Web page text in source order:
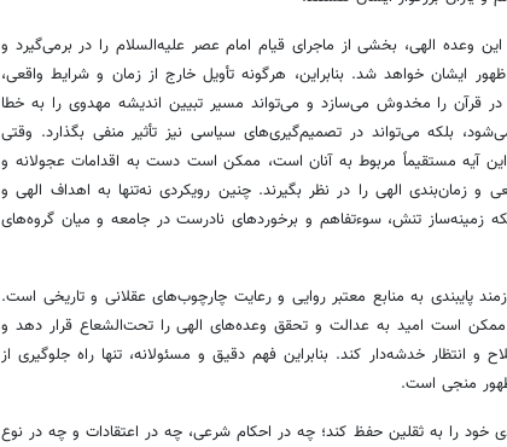
الهی، بخشی از ماجرای قیام امام عصر علیه‌السلام را در برمی‌گیرد و
ایشان خواهد شد. بنابراین، هرگونه تأویل خارج از زمان و شرایط واقعی،
قرآن را مخدوش می‌سازد و می‌تواند مسیر تبیین اندیشه مهدوی را به خطا
بلکه می‌تواند در تصمیم‌گیری‌های سیاسی نیز تأثیر منفی بگذارد. وقتی
این آیه مستقیماً مربوط به آنان است، ممکن است دست به اقدامات عجولانه و
و زمان‌بندی الهی را در نظر بگیرند. چنین رویکردی نه‌تنها به اهداف الهی و
زمینه‌ساز تنش، سوءتفاهم و برخوردهای نادرست در جامعه و میان گروه‌های
پایبندی به منابع معتبر روایی و رعایت چارچوب‌های عقلانی و تاریخی است.
است امید به عدالت و تحقق وعده‌های الهی را تحت‌الشعاع قرار دهد و
و انتظار خدشه‌دار کند. بنابراین فهم دقیق و مسئولانه، تنها راه جلوگیری از
منجی است.
خود را به ثقلین حفظ کند؛ چه در احکام شرعی، چه در اعتقادات و چه در نوع